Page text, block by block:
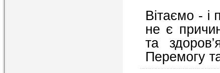
Вітаємо - і
не є
та
Перемогу